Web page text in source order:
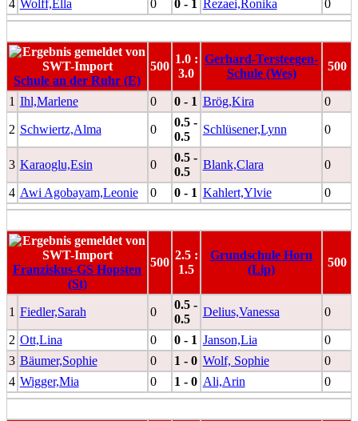
4 Wolff,Ella 0 0 - 1 Rezaei,Ronika 0
Schule an der Ruhr (E)
500
1.0 :
3.0
Gerhard-Tersteegen-
Schule (Wes)
500
1 Ihl,Marlene 0 0 - 1 Brög,Kira 0
2 Schwiertz,Alma 0
0.5 -
0.5
Schlüsener,Lynn 0
3 Karaoglu,Esin 0
0.5 -
0.5
Blank,Clara 0
4 Awi Agobayam,Leonie 0 0 - 1 Kahlert,Ylvie 0
Franziskus-GS Hopsten
(St)
500
2.5 :
1.5
Grundschule Horn
(Lip)
500
1 Fiedler,Sarah 0
0.5 -
0.5
Delius,Vanessa 0
2 Ott,Lina 0 0 - 1 Janson,Lia
0
3 Bäumer,Sophie 0 1 - 0 Wolf, Sophie
0
4 Wigger,Mia 0 1 - 0 Ali,Arin 0